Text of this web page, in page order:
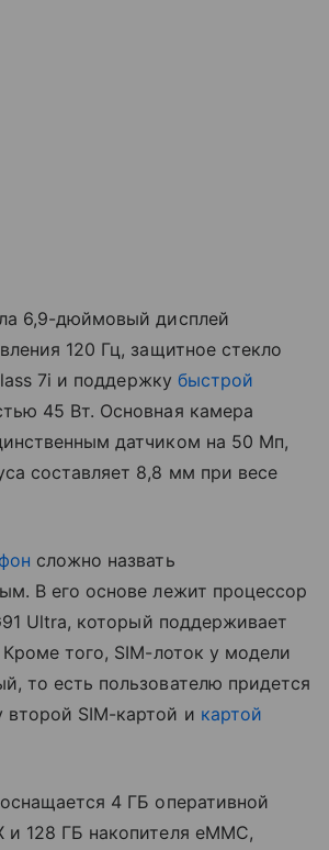
6,9-дюймовый дисплей
120 Гц, защитное стекло
7i и поддержку быстрой
45 Вт. Основная камера
датчиком на 50 Мп,
составляет 8,8 мм при весе
сложно назвать
В его основе лежит процессор
Ultra, который поддерживает
того, SIM-лоток у модели
то есть пользователю придется
SIM-картой и картой
4 ГБ оперативной
и 128 ГБ накопителя eMMC,